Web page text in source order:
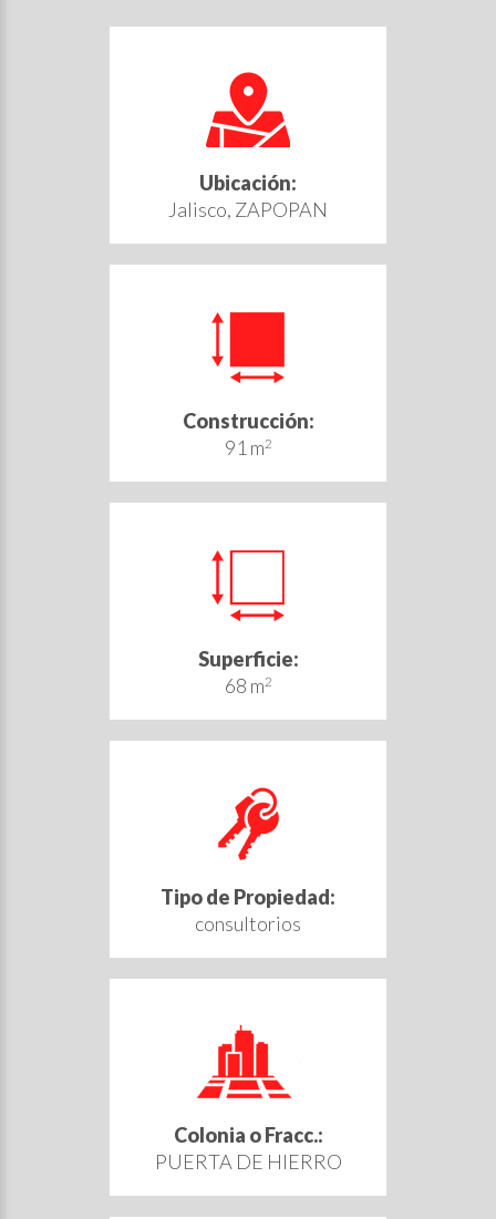
Ubicación:
Jalisco, ZAPOPAN
Construcción:
91 m2
Superficie:
68 m2
Tipo de Propiedad:
consultorios
Colonia o Fracc.:
PUERTA DE HIERRO